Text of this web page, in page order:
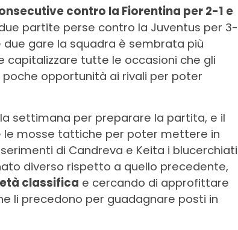
contro la Fiorentina per 2-1 e
partite perse contro la Juventus per 3-
gare la squadra è sembrata più
tutte le occasioni che gli
opportunità ai rivali per poter
settimana per preparare la partita, e il
mosse tattiche per poter mettere in
di Candreva e Keita i blucerchiati
diverso rispetto a quello precedente,
classifica e cercando di approfittare
li precedono per guadagnare posti in